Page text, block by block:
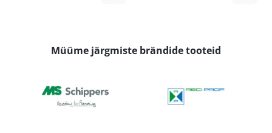
Müüme järgmiste brändide tooteid